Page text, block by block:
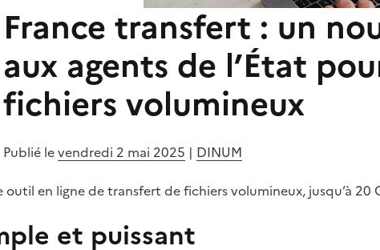
France transfert : un
aux agents de l’État
fichiers volumineux
Publié levendredi 2 mai 2025 | DINUM
outil en ligne de transfert de fichiers volumineux, jusqu’à 20
et puissant